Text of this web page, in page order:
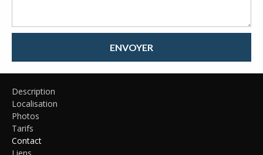
ENVOYER
Description
Localisation
Photos
Tarifs
Contact